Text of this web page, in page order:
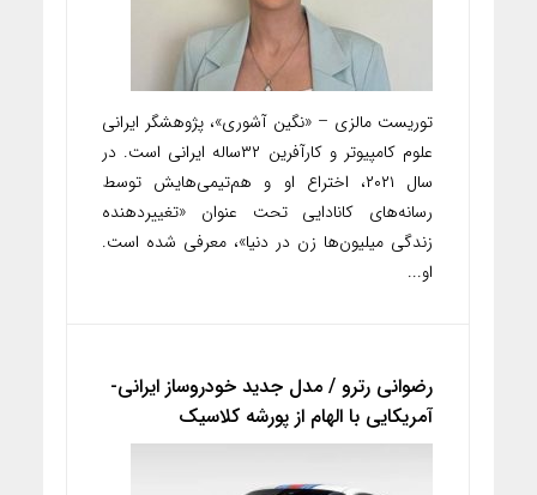
توریست مالزی – «نگین آشوری»، پژوهشگر ایرانی
علوم کامپیوتر و کارآفرین ۳۲ساله ایرانی است. در
سال ۲۰۲۱، اختراع او و هم‌تیمی‌هایش توسط
رسانه‌های کانادایی تحت عنوان «تغییردهنده
زندگی میلیون‌ها زن در دنیا»، معرفی شده است.
او...
رضوانی رترو / مدل جدید خودروساز ایرانی-
آمریکایی با الهام از پورشه کلاسیک